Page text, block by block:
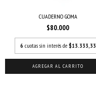
CUADERNO GOMA
$80.000
6 cuotas sin interés de $13.333,33